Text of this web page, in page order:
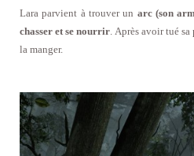
Lara parvient à trouver un arc (son
chasser et se nourrir. Après avoir tué
la manger.